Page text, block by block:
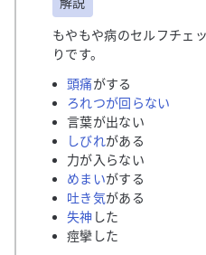
もやもや病のセルフチェ
りです。
頭痛がする
ろれつが回らない
言葉が出ない
しびれがある
力が入らない
めまいがする
吐き気がある
失神 した
痙攣した